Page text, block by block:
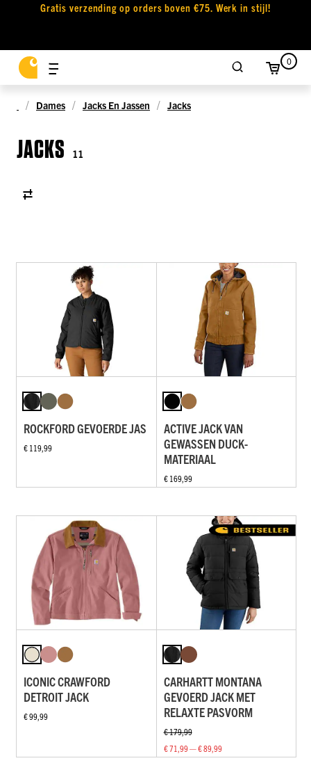
Gratis verzending op orders boven €75. Werk in stijl!
0
Dames Jacks En Jassen Jacks
JACKS 11
ROCKFORD GEVOERDE JAS
€ 119,99
ACTIVE JACK VAN
GEWASSEN DUCK-
MATERIAAL
€ 169,99
ICONIC CRAWFORD
DETROIT JACK
€ 99,99
CARHARTT MONTANA
GEVOERD JACK MET
RELAXTE PASVORM
€ 179,99
€ 71,99 — € 89,99